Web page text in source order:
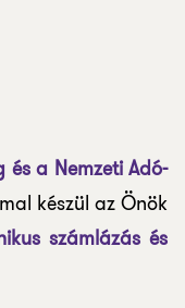
és a Nemzeti Adó-
készül az Önök
számlázás és